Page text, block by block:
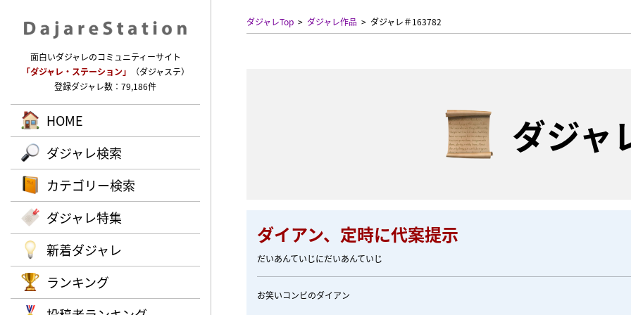
面白いダジャレのコミュニティーサイト
「ダジャレ・ステーション」
（ダジャステ）
登録ダジャレ数：79,186件
HOME
ダジャレ検索
カテゴリー検索
ダジャレ特集
新着ダジャレ
ランキング
ダジャレTop ダジャレ作品 ダジャレ＃163782
ダジャ
ダイアン、定時に代案提示
だいあんていじにだいあんていじ
お笑いコンビのダイアン